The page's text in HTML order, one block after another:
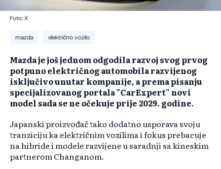
Foto: X
mazda električno vozilo
​Mazda je još jednom odgodila razvoj svog prvog
potpuno električnog automobila razvijenog
isključivo unutar kompanije, a prema pisanju
specijalizovanog portala "CarExpert" novi
model sada se ne očekuje prije 2029. godine.
Japanski proizvođač tako dodatno usporava svoju
tranziciju ka električnim vozilima i fokus prebacuje
na hibride i modele razvijene u saradnji sa kineskim
partnerom Changanom.